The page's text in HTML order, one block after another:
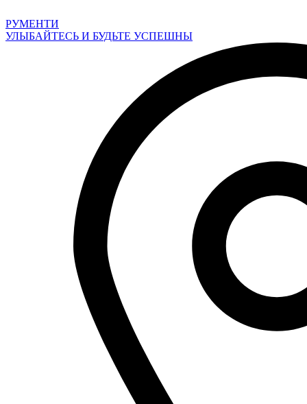
к
содержимому
РУМЕНТИ
УЛЫБАЙТЕСЬ И БУДЬТЕ УСПЕШНЫ